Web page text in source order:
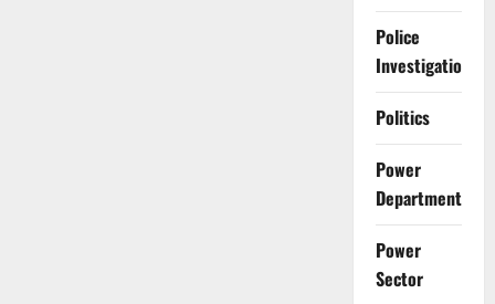
Police
Investigation
Politics
Power
Department
Power
Sector